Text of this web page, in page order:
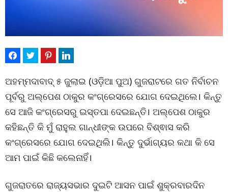
ଅହମ୍ମଦାବାଦ୍ ୫ ଜୁଲାଇ (ଓଡ଼ିଆ ପୁଅ) ଗୁଜରାଟରେ ଗତ ନିର୍ବାଚନ
ପୂର୍ବରୁ ଅଲ୍ପେଶ ଠାକୁର କଂଗ୍ରେସରେ ଯୋଗ ଦେଇଥିଲେ। କିନ୍ତୁ
ସେ ଆଜି କଂଗ୍ରେସରୁ ଇସ୍ତପା ଦେଇଛନ୍ତି। ଅଲ୍ପେଶ ଠାକୁର
କହିଛନ୍ତି କି ମୁଁ ରାହୁଲ ଗାନ୍ଧୀଙ୍କ ଉପରେ ବିଶ୍ଵାସ କରି
କଂଗ୍ରେସରେ ଯୋଗ ଦେଇଥିଲି। କିନ୍ତୁ ଦୁର୍ଭାଗ୍ୟର କଥା କି ସେ
ଆମ ପାଇଁ କିଛି କଲେନାହିଁ।
ଗୁଜରାତରେ ରାଜ୍ୟସଭାର ଦୁଇଟି ଆସନ ପାଇଁ ଶୁକ୍ରବାରଦିନ